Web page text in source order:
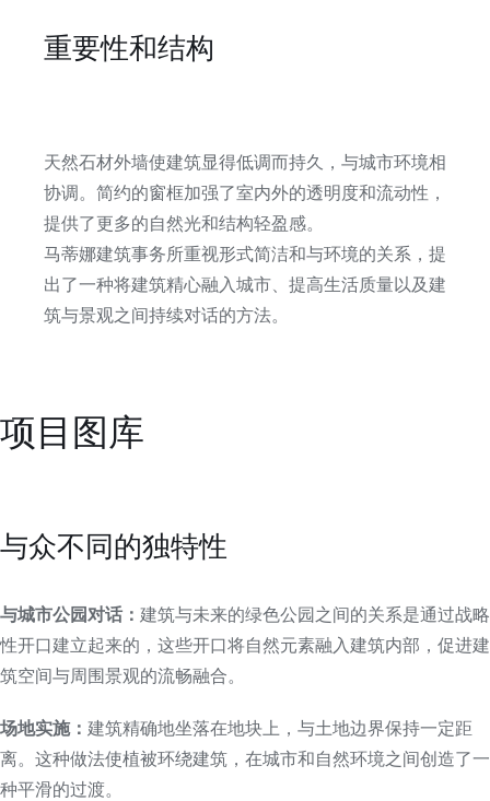
重要性和结构
天然石材外墙使建筑显得低调而持久，与城市环境相
协调。简约的窗框加强了室内外的透明度和流动性，
提供了更多的自然光和结构轻盈感。
马蒂娜建筑事务所重视形式简洁和与环境的关系，提
出了一种将建筑精心融入城市、提高生活质量以及建
筑与景观之间持续对话的方法。
项目图库
与众不同的独特性
与城市公园对话： 建筑与未来的绿色公园之间的关系是通过战略
性开口建立起来的，这些开口将自然元素融入建筑内部，促进建
筑空间与周围景观的流畅融合。
场地实施： 建筑精确地坐落在地块上，与土地边界保持一定距
离。这种做法使植被环绕建筑，在城市和自然环境之间创造了一
种平滑的过渡。